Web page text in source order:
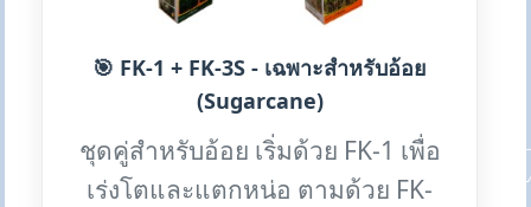
🎯 FK-1 + FK-3S - เฉพาะสำหรับอ้อย
(Sugarcane)
ชุดคู่สำหรับอ้อย เริ่มด้วย FK-1 เพื่อ
เร่งโตและแตกหน่อ ตามด้วย FK-